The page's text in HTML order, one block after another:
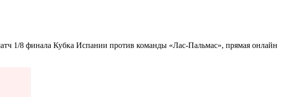
1/8 финала Кубка Испании против команды «Лас-Пальмас», прямая онлайн